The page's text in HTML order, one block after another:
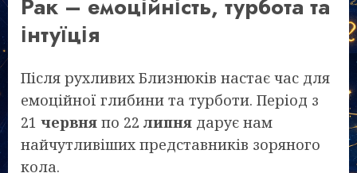
Рак – емоційність, турбота та
інтуїція
Після рухливих Близнюків настає час для
емоційної глибини та турботи. Період з
21 червня по 22 липня дарує нам
найчутливіших представників зоряного
кола.